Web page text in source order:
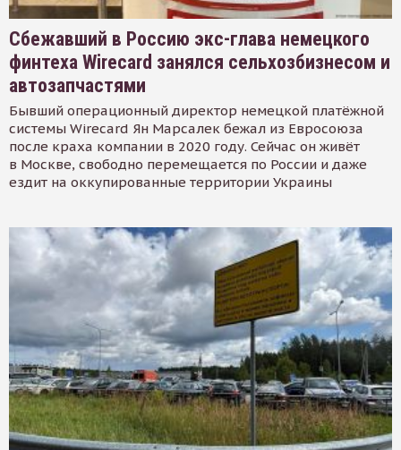
Сбежавший в Россию экс-глава немецкого
финтеха Wirecard занялся сельхозбизнесом и
автозапчастями
Бывший операционный директор немецкой платёжной
системы Wirecard Ян Марсалек бежал из Евросоюза
после краха компании в 2020 году. Сейчас он живёт
в Москве, свободно перемещается по России и даже
ездит на оккупированные территории Украины